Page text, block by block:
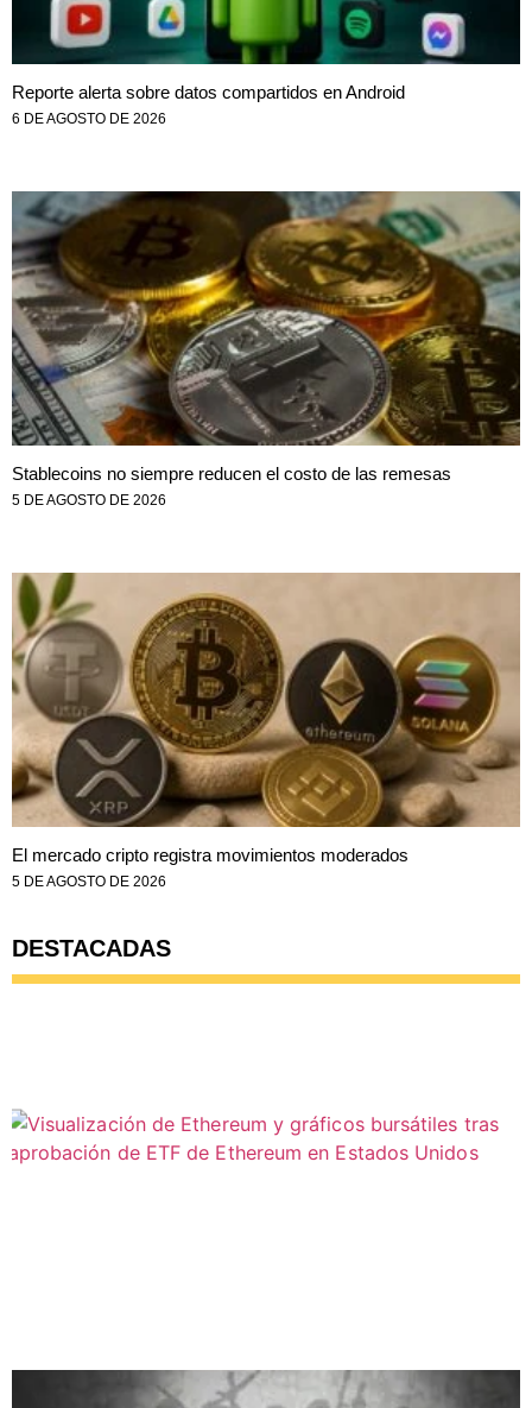
Reporte alerta sobre datos compartidos en Android
6 DE AGOSTO DE 2026
Stablecoins no siempre reducen el costo de las remesas
5 DE AGOSTO DE 2026
El mercado cripto registra movimientos moderados
5 DE AGOSTO DE 2026
DESTACADAS